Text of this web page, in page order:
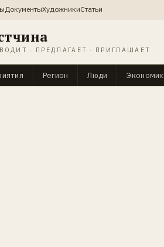
ДокументыХудожникиСтатьи
· ПРЕДЛАГАЕТ · ПРИГЛАШАЕТ
Регион Люди